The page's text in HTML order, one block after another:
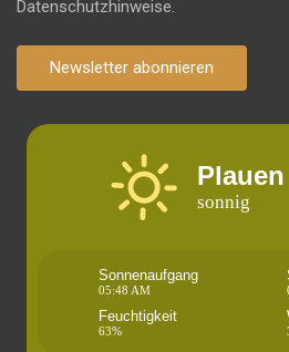
Datenschutzhinweise.
Newsletter abonnieren
Plauen
sonnig
Sonnenaufgang
05:48 AM
Feuchtigkeit
63%